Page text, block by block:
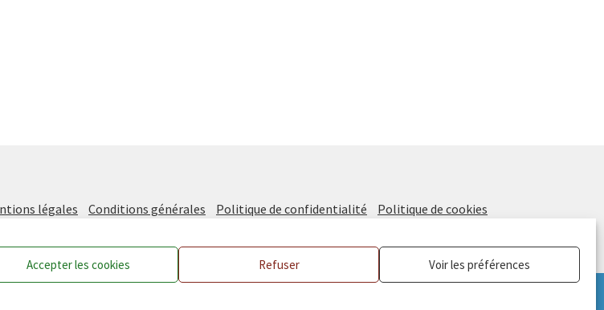
Accepter les cookies Refuser Voir les préférences
légales Conditions générales Politique de confidentialité Politique de cookies